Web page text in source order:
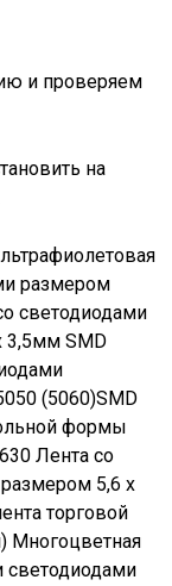
и проверяем
на
размером
светодиодами
3,5мм SMD
(5060)SMD
формы
Лента со
5,6 х
торговой
Многоцветная
светодиодами